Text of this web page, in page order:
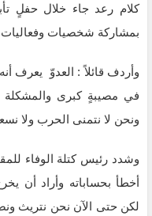
كلام رعد جاء خلال حفلٍ
بمشاركة شخصيات وفعاليات
وأردف قائلاً : العدوّ يعرف
في مصيبةٍ كبرى والمشكلة
ونحن لا نتمنى الحرب ولا
وشدد رئيس كتلة الوفاء
أخطأ بحساباته وأراد أن
لكن حتى الآن نحن نتريث